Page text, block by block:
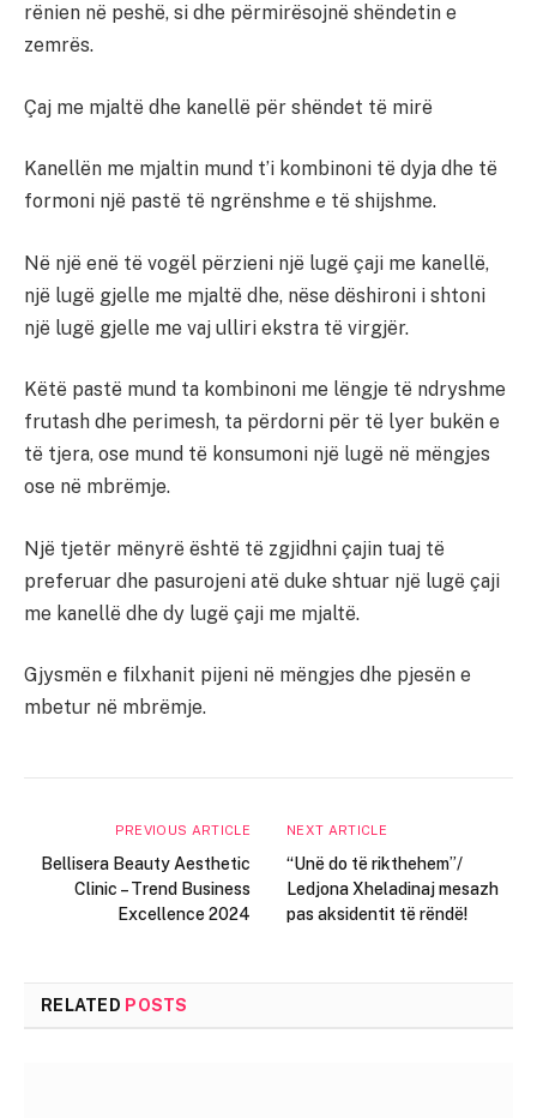
rënien në peshë, si dhe përmirësojnë shëndetin e
zemrës.
Çaj me mjaltë dhe kanellë për shëndet të mirë
Kanellën me mjaltin mund t’i kombinoni të dyja dhe të
formoni një pastë të ngrënshme e të shijshme.
Në një enë të vogël përzieni një lugë çaji me kanellë,
një lugë gjelle me mjaltë dhe, nëse dëshironi i shtoni
një lugë gjelle me vaj ulliri ekstra të virgjër.
Këtë pastë mund ta kombinoni me lëngje të ndryshme
frutash dhe perimesh, ta përdorni për të lyer bukën e
të tjera, ose mund të konsumoni një lugë në mëngjes
ose në mbrëmje.
Një tjetër mënyrë është të zgjidhni çajin tuaj të
preferuar dhe pasurojeni atë duke shtuar një lugë çaji
me kanellë dhe dy lugë çaji me mjaltë.
Gjysmën e filxhanit pijeni në mëngjes dhe pjesën e
mbetur në mbrëmje.
PREVIOUS ARTICLE
Bellisera Beauty Aesthetic
Clinic – Trend Business
Excellence 2024
NEXT ARTICLE
“Unë do të rikthehem”/
Ledjona Xheladinaj mesazh
pas aksidentit të rëndë!
RELATED POSTS